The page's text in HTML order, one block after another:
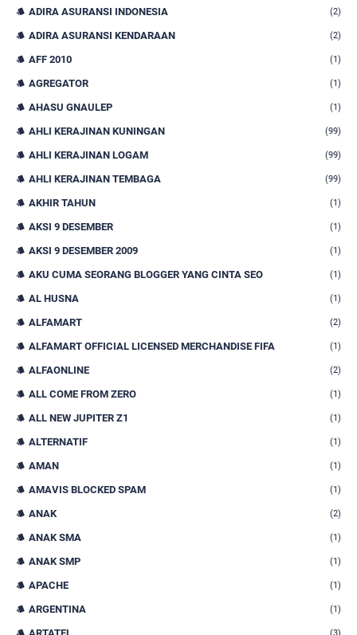
ADIRA ASURANSI INDONESIA (2)
ADIRA ASURANSI KENDARAAN (2)
AFF 2010 (1)
AGREGATOR (1)
AHASU GNAULEP (1)
AHLI KERAJINAN KUNINGAN (99)
AHLI KERAJINAN LOGAM (99)
AHLI KERAJINAN TEMBAGA (99)
AKHIR TAHUN (1)
AKSI 9 DESEMBER (1)
AKSI 9 DESEMBER 2009 (1)
AKU CUMA SEORANG BLOGGER YANG CINTA SEO (1)
AL HUSNA (1)
ALFAMART (2)
ALFAMART OFFICIAL LICENSED MERCHANDISE FIFA (1)
ALFAONLINE (2)
ALL COME FROM ZERO (1)
ALL NEW JUPITER Z1 (1)
ALTERNATIF (1)
AMAN (1)
AMAVIS BLOCKED SPAM (1)
ANAK (2)
ANAK SMA (1)
ANAK SMP (1)
APACHE (1)
ARGENTINA (1)
(3)